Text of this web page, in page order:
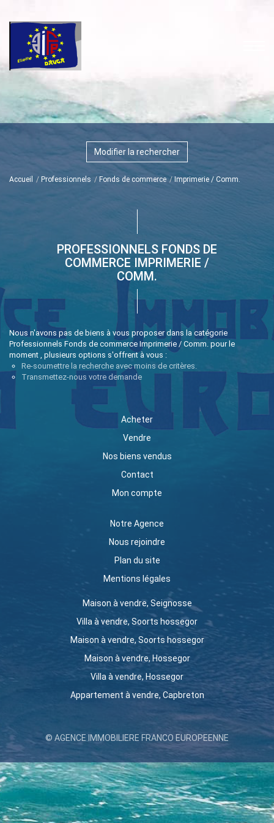
Modifier la rechercher
Accueil Professionnels Fonds de commerce Imprimerie / Comm.
PROFESSIONNELS FONDS DE
COMMERCE IMPRIMERIE /
COMM.
Nous n'avons pas de biens à vous proposer dans la catégorie
Professionnels Fonds de commerce Imprimerie / Comm. pour le
moment , plusieurs options s'offrent à vous :
Re-soumettre la recherche avec moins de critères.
Transmettez-nous votre demande
Acheter
Vendre
Nos biens vendus
Contact
Mon compte
Notre Agence
Nous rejoindre
Plan du site
Mentions légales
Maison à vendre, Seignosse
Villa à vendre, Soorts hossegor
Maison à vendre, Soorts hossegor
Maison à vendre, Hossegor
Villa à vendre, Hossegor
Appartement à vendre, Capbreton
© AGENCE IMMOBILIERE FRANCO EUROPEENNE